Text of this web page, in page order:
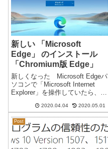
新しい 「Microsoft
Edge」 のインストール
「Chromium版 Edge」
新しくなった Microsoft Edgeパ
ソコンで「Microsoft Internet
Explorer」を操作していたら、起
が出てきました。※まだ、他の
パソコンではこの画面が出てこ
ないので一部のパソコン...
2020.04.04 2020.05.01
Post